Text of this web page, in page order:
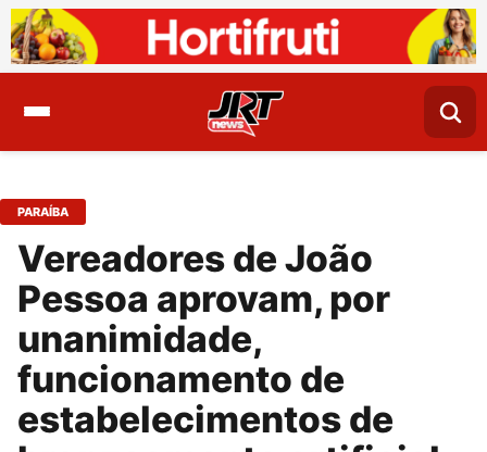
PARAÍBA
Vereadores de João
Pessoa aprovam, por
unanimidade,
funcionamento de
estabelecimentos de